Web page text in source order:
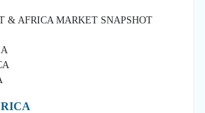
& AFRICA MARKET SNAPSHOT